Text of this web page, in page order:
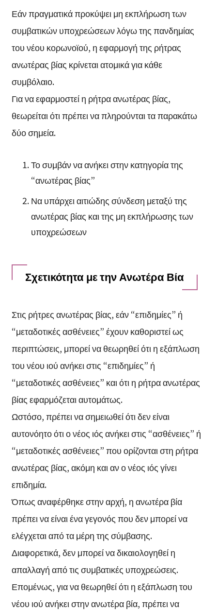
Εάν πραγματικά προκύψει μη εκπλήρωση των
συμβατικών υποχρεώσεων λόγω της πανδημίας
του νέου κορωνοϊού, η εφαρμογή της ρήτρας
ανωτέρας βίας κρίνεται ατομικά για κάθε
συμβόλαιο.
Για να εφαρμοστεί η ρήτρα ανωτέρας βίας,
θεωρείται ότι πρέπει να πληρούνται τα παρακάτω
δύο σημεία.
Το συμβάν να ανήκει στην κατηγορία της
“ανωτέρας βίας”
Να υπάρχει αιτιώδης σύνδεση μεταξύ της
ανωτέρας βίας και της μη εκπλήρωσης των
υποχρεώσεων
Σχετικότητα με την Ανωτέρα Βία
Στις ρήτρες ανωτέρας βίας, εάν “επιδημίες” ή
“μεταδοτικές ασθένειες” έχουν καθοριστεί ως
περιπτώσεις, μπορεί να θεωρηθεί ότι η εξάπλωση
του νέου ιού ανήκει στις “επιδημίες” ή
“μεταδοτικές ασθένειες” και ότι η ρήτρα ανωτέρας
βίας εφαρμόζεται αυτομάτως.
Ωστόσο, πρέπει να σημειωθεί ότι δεν είναι
αυτονόητο ότι ο νέος ιός ανήκει στις “ασθένειες” ή
“μεταδοτικές ασθένειες” που ορίζονται στη ρήτρα
ανωτέρας βίας, ακόμη και αν ο νέος ιός γίνει
επιδημία.
Όπως αναφέρθηκε στην αρχή, η ανωτέρα βία
πρέπει να είναι ένα γεγονός που δεν μπορεί να
ελέγχεται από τα μέρη της σύμβασης.
Διαφορετικά, δεν μπορεί να δικαιολογηθεί η
απαλλαγή από τις συμβατικές υποχρεώσεις.
Επομένως, για να θεωρηθεί ότι η εξάπλωση του
νέου ιού ανήκει στην ανωτέρα βία, πρέπει να